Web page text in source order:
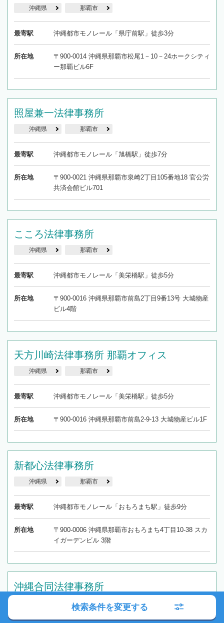
沖縄県 那覇市
最寄駅 沖縄都市モノレール「県庁前駅」徒歩3分
所在地
〒900-0014 沖縄県那覇市松尾1－10－24ホークシティ
ー那覇ビル6F
照屋兼一法律事務所
沖縄県 那覇市
最寄駅 沖縄都市モノレール「旭橋駅」徒歩7分
所在地
〒900-0021 沖縄県那覇市泉崎2丁目105番地18 官公労
共済会館ビル701
こころ法律事務所
沖縄県 那覇市
最寄駅 沖縄都市モノレール「美栄橋駅」徒歩5分
所在地
〒900-0016 沖縄県那覇市前島2丁目9番13号 大城物産
ビル4階
天方川崎法律事務所 那覇オフィス
沖縄県 那覇市
最寄駅 沖縄都市モノレール「美栄橋駅」徒歩5分
所在地 〒900-0016 沖縄県那覇市前島2-9-13 大城物産ビル1F
新都心法律事務所
沖縄県 那覇市
最寄駅 沖縄都市モノレール「おもろまち駅」徒歩9分
所在地
〒900-0006 沖縄県那覇市おもろまち4丁目10-38 スカ
イガーデンビル 3階
沖縄合同法律事務所
那覇市
検索条件を変更する